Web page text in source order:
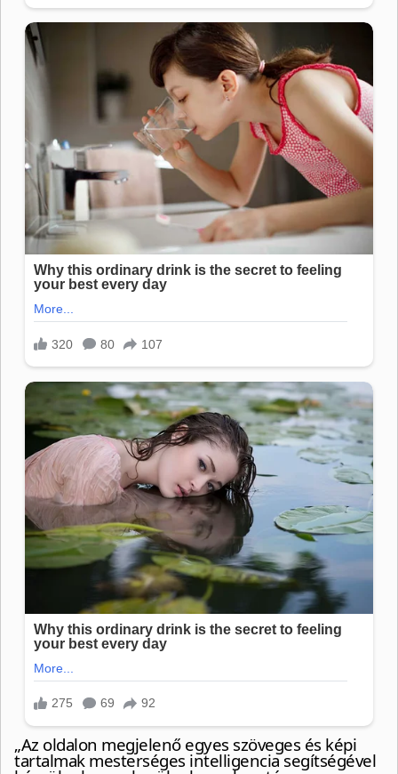
„Az oldalon megjelenő egyes szöveges és képi
tartalmak mesterséges intelligencia segítségével